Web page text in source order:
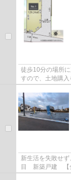
徒歩10分の場所
すので、土地購
じにくい第一種
新生活を失敗せ
目 新築戸建 【
市立立川第九中